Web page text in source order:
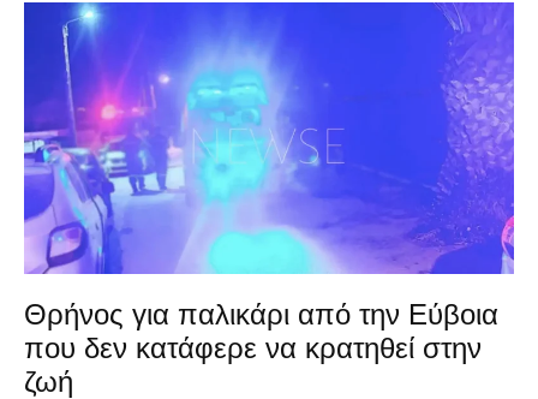
Θρήνος για παλικάρι από την Εύβοια
που δεν κατάφερε να κρατηθεί στην
ζωή